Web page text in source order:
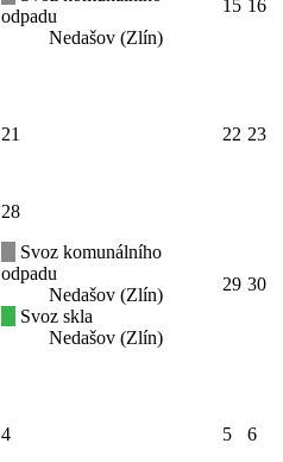
odpadu
Nedašov (Zlín)
15 16
21 22 23
28
Svoz komunálního
odpadu
Nedašov (Zlín)
Svoz skla
Nedašov (Zlín)
29 30
4 5 6